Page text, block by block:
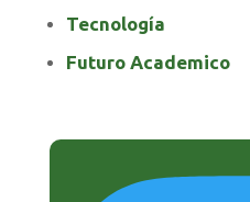
Tecnología
Futuro Academico